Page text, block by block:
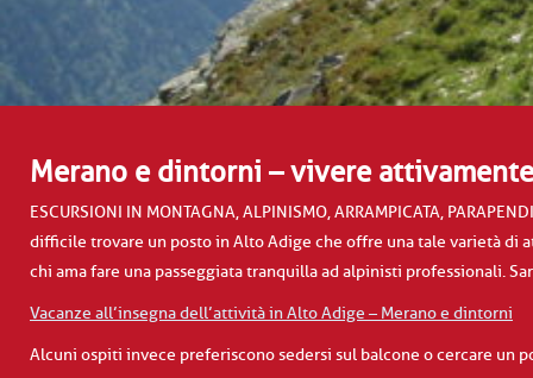
Merano e dintorni – vivere
ESCURSIONI IN MONTAGNA, ALPINISMO, ARRAMPICATA,
difficile trovare un posto in Alto Adige che offre una tale varietà di
chi ama fare una passeggiata tranquilla ad alpinisti professionali.
Vacanze all’insegna dell’attività in Alto Adige – Merano e dintorni
Alcuni ospiti invece preferiscono sedersi sul balcone o cercare un